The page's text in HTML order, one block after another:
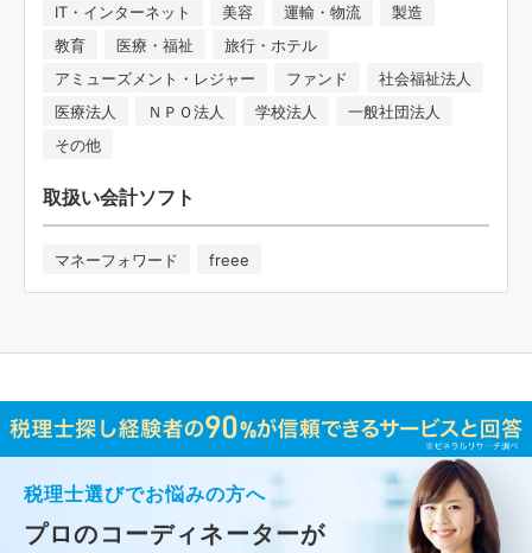
IT・インターネット
美容 運輸・物流
製造
教育
医療・福祉
旅行・ホテル
アミューズメント・レジャー
ファンド
社会福祉法人
医療法人
ＮＰＯ法人 学校法人
一般社団法人
その他
取扱い会計ソフト
マネーフォワード freee
税理士選びでお悩みの方へ
プロのコーディネーターが